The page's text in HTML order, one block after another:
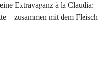
Extravaganz à la Claudia:
– zusammen mit dem Fleisch